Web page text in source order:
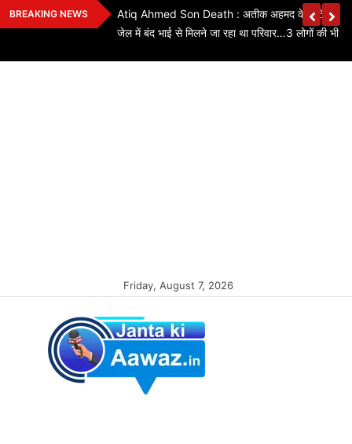
Skip
to
BREAKING NEWS
के लिए बड़ी
पद बढ़े…यहां
Atiq Ahmed Son Death : अतीक अहमद के छोटे बेटे
जेल में बंद भाई से मिलने जा रहा था परिवार…3 लोगों की भी
Friday, August 7, 2026